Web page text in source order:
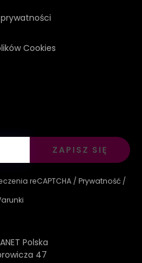
Cookies
ZAPISZ SIĘ
reCAPTCHA / Prywatność /
Polska
47